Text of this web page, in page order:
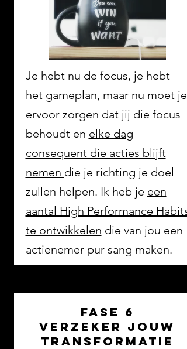
Je hebt nu de focus, je hebt
het gameplan, maar nu moet je
ervoor zorgen dat jij die focus
behoudt en elke dag
consequent die acties blijft
nemen die je richting je doel
zullen helpen. Ik heb je een
aantal High Performance Habits
te ontwikkelen die van jou een
actienemer pur sang maken.
fase 6
verzeker jouw
transformatie